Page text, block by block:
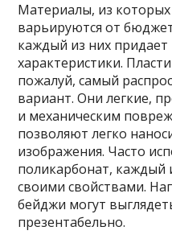
Материалы, из
варьируются от
каждый из них
характеристики.
пожалуй, самый
вариант. Они легкие,
и механическим
позволяют легко
изображения. Часто
поликарбонат, каждый
своими свойствами.
бейджи могут
презентабельно.